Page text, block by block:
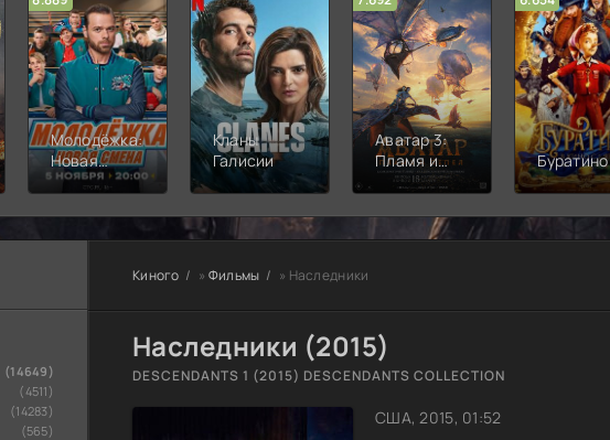
Молодёжка:
Новая
смена
Кланы
Галисии
Аватар 3:
Пламя и
пепел
Буратино
(14649)
(4511)
(14283)
(565)
Киного » Фильмы » Наследники
Наследники (2015)
DESCENDANTS 1 (2015) DESCENDANTS COLLECTION
США, 2015, 01:52